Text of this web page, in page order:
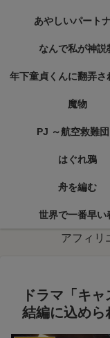
あやしいパート
なんで私が神説
年下童貞くんに翻弄さ
魔物
PJ ～航空救難団
はぐれ鴉
舟を編む
世界で一番早い
アフィリ
ドラマ「キ
結編に込めら